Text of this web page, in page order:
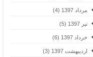
مرداد 1397 (4)
تیر 1397 (5)
خرداد 1397 (6)
اردیبهشت 1397 (3)